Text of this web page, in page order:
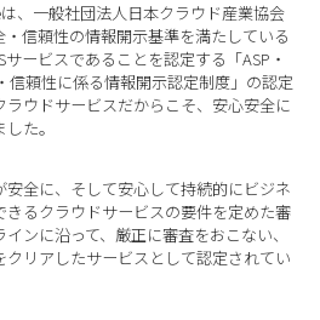
、一般社団法人日本クラウド産業協会
・信頼性の情報開示基準を満たしている
サービスであることを認定する「ASP・
信頼性に係る情報開示認定制度」の認定
ラウドサービスだからこそ、安心安全に
た。
安全に、そして安心して持続的にビジネ
きるクラウドサービスの要件を定めた審
ンに沿って、厳正に審査をおこない、
クリアしたサービスとして認定されてい